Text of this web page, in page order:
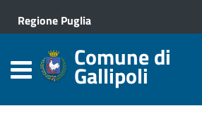
Regione Puglia
Comune di
Gallipoli